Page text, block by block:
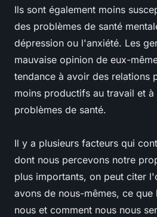
Ils sont également moins
des problèmes de santé
dépression ou l'anxiété. Les
mauvaise opinion de eux-
tendance à avoir des relations
moins productifs au travail et
problèmes de santé.
Il y a plusieurs facteurs qui
dont nous percevons notre
plus importants, on peut citer
avons de nous-mêmes, ce que
nous et comment nous nous